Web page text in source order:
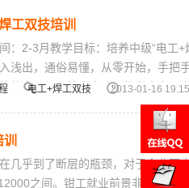
工双技培训
：2-3月教学目标：培养中级“电工
浅出，通俗易懂，从零开始，手把
的电工焊工技术人才。教学内容：
电工+焊工双技 2013-01-16
几乎到了断层的瓶颈，对于企业而
之间。钳工就业前景非常好。